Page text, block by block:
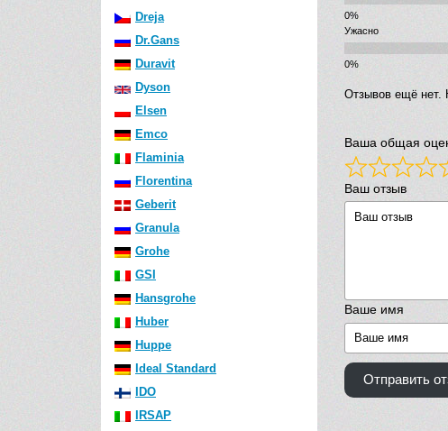
Dreja
Dr.Gans
Duravit
Dyson
Elsen
Emco
Flaminia
Florentina
Geberit
Granula
Grohe
GSI
Hansgrohe
Huber
Huppe
Ideal Standard
IDO
IRSAP
Ужасно
Отзывов ещё нет.
Ваша общая
Ваш отзыв
Ваше имя
Отправить